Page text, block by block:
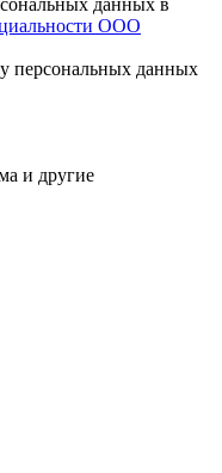
ООО
персональных данных
и другие